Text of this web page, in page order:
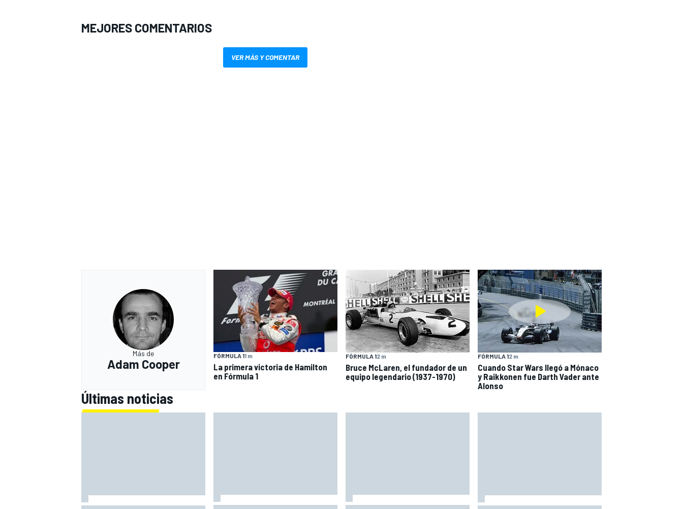
MEJORES COMENTARIOS
VER MÁS Y COMENTAR
Más de
Adam Cooper
FÓRMULA 11 m
La primera victoria de Hamilton
en Fórmula 1
FÓRMULA 12 m
Bruce McLaren, el fundador de un
equipo legendario (1937-1970)
FÓRMULA 12 m
Cuando Star Wars llegó a Mónaco
y Raikkonen fue Darth Vader ante
Alonso
Últimas noticias